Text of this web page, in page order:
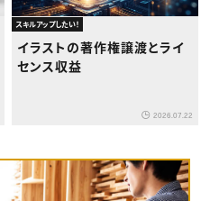
スキルアップしたい！
イラストの著作権譲渡とライ
センス収益
2026.07.22